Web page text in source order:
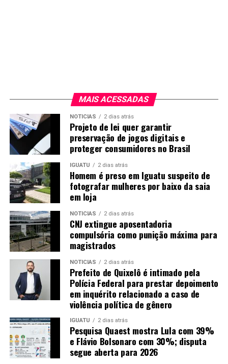
MAIS ACESSADAS
NOTICIAS 2 dias atrás
Projeto de lei quer garantir
preservação de jogos digitais e
proteger consumidores no Brasil
IGUATU 2 dias atrás
Homem é preso em Iguatu suspeito de
fotografar mulheres por baixo da saia
em loja
NOTICIAS 2 dias atrás
CNJ extingue aposentadoria
compulsória como punição máxima para
magistrados
NOTICIAS 2 dias atrás
Prefeito de Quixelô é intimado pela
Polícia Federal para prestar depoimento
em inquérito relacionado a caso de
violência política de gênero
IGUATU 2 dias atrás
Pesquisa Quaest mostra Lula com 39%
e Flávio Bolsonaro com 30%; disputa
segue aberta para 2026